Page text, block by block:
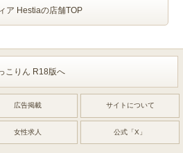
ア Hestiaの店舗TOP
こりん R18版へ
広告掲載 サイトについて
女性求人 公式「X」